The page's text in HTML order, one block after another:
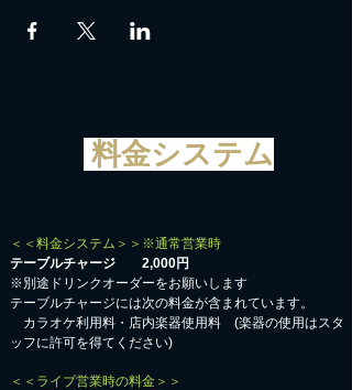
料金システム
＜＜料金システム＞＞※通常営業時
テーブルチャージ 2,000円
※別途ドリンクオーダーをお願いします
テーブルチャージには次の料金が含まれています。
カラオケ利用料・店内楽器使用料 (楽器の使用はスタ
ッフに許可を得てください)
＜＜ライブ営業時の料金＞＞